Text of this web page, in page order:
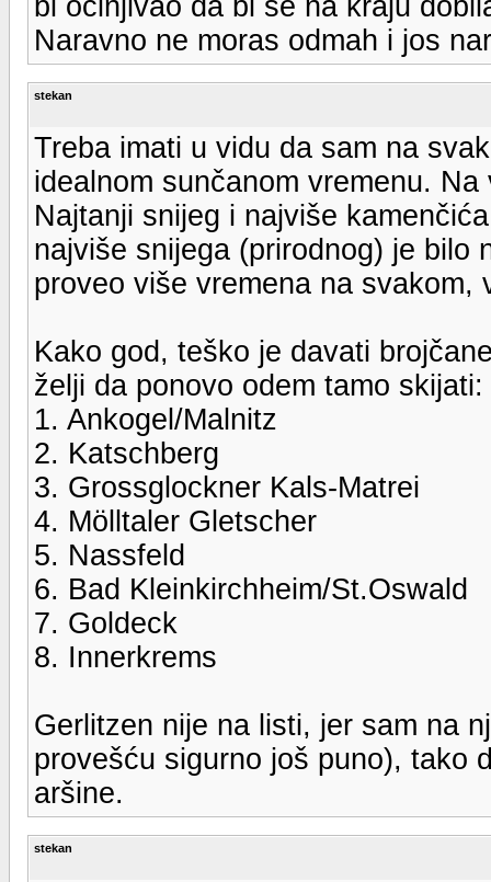
Naravno ne moras odmah i jos
stekan
Treba imati u vidu da sam na
idealnom sunčanom vremenu.
Najtanji snijeg i najviše
najviše snijega (prirodnog) je bilo
proveo više vremena na
Kako god, teško je davati
želji da ponovo odem tamo skijati:
1. Ankogel/Malnitz
2. Katschberg
3. Grossglockner Kals-Matrei
4. Mölltaler Gletscher
5. Nassfeld
6. Bad Kleinkirchheim/St.Oswald
7. Goldeck
8. Innerkrems
Gerlitzen nije na listi, jer sam na
provešću sigurno još puno), tako
aršine.
stekan